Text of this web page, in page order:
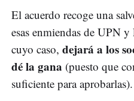
El acuerdo recoge una
esas enmiendas de UPN
cuyo caso, dejará a los
dé la gana (puesto que
suficiente para aprobarlas).